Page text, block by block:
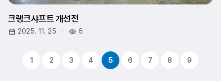
크랭크샤프트 개선전
2025. 11. 25 6
1 2 3 4 5 6 7 8 9